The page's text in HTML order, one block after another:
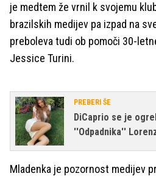
je medtem že vrnil k svojemu
brazilskih medijev pa izpad na
preboleva tudi ob pomoči 30-
Jessice Turini.
PREBERI ŠE
DiCaprio se je
''Odpadnika''
Mladenka je pozornost medijev